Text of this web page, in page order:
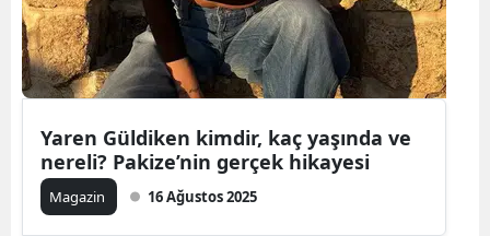
Yaren Güldiken kimdir, kaç yaşında ve
nereli? Pakize’nin gerçek hikayesi
Magazin 16 Ağustos 2025